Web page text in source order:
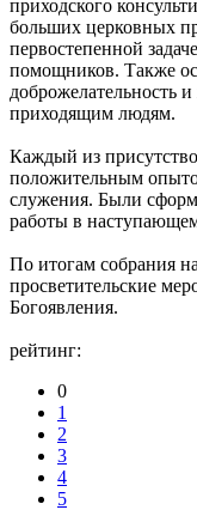
приходского
больших церковных
первостепенной
помощников. Также
доброжелательность
приходящим людям.
Каждый из
положительным
служения. Были
работы в
По итогам собрания
просветительские
Богоявления.
рейтинг:
0
1
2
3
4
5